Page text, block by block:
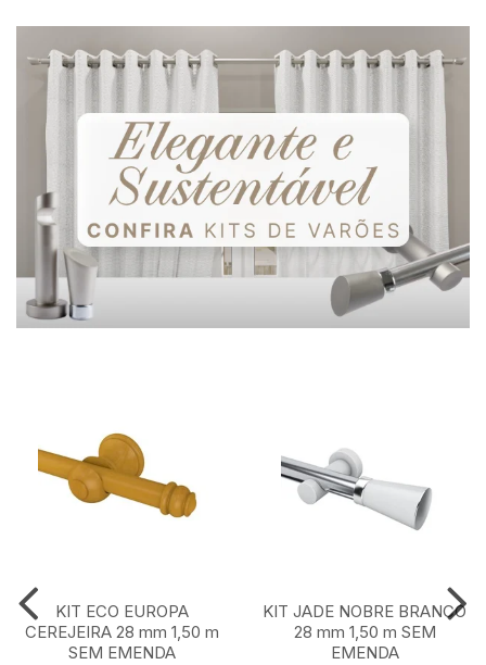
KIT ECO EUROPA
CEREJEIRA 28 mm 1,50 m
SEM EMENDA
KIT JADE NOBRE BRANCO
28 mm 1,50 m SEM
EMENDA